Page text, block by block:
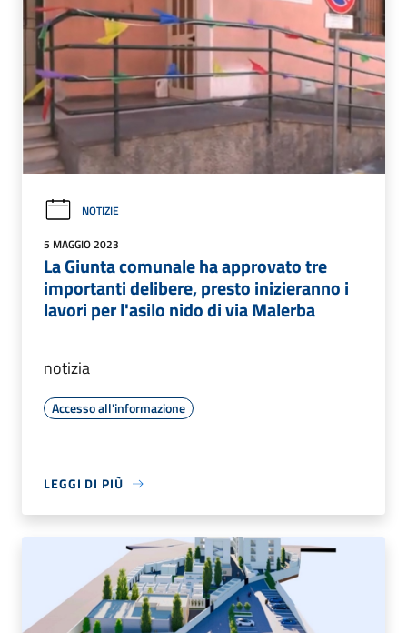
NOTIZIE
5 MAGGIO 2023
La Giunta comunale ha approvato tre
importanti delibere, presto inizieranno i
lavori per l'asilo nido di via Malerba
notizia
Accesso all'informazione
LEGGI DI PIÙ